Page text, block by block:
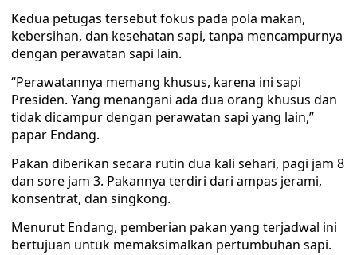
Kedua petugas tersebut fokus pada pola makan,
kebersihan, dan kesehatan sapi, tanpa mencampurnya
dengan perawatan sapi lain.
“Perawatannya memang khusus, karena ini sapi
Presiden. Yang menangani ada dua orang khusus dan
tidak dicampur dengan perawatan sapi yang lain,”
papar Endang.
Pakan diberikan secara rutin dua kali sehari, pagi jam 8
dan sore jam 3. Pakannya terdiri dari ampas jerami,
konsentrat, dan singkong.
Menurut Endang, pemberian pakan yang terjadwal ini
bertujuan untuk memaksimalkan pertumbuhan sapi.